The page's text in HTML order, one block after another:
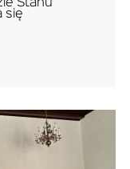
Stanu
się